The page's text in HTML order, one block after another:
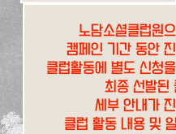
노담소셜클럽원
캠페인 기간 동안
클럽활동에 별도 신청
최종 선발된
세부 안내가
클럽 활동 내용 및